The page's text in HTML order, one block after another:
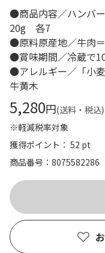
●商品内容／ハンバ
20g 各7
●原料原産地／牛肉
●賞味期間／冷蔵で
●アレルギー／「小
牛黄木
5,280円(送料・税込)
※軽減税率対象
獲得ポイント： 52 pt
商品番号
8075582286